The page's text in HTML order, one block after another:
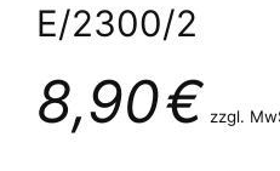
E/2300/2
8,90€ zzgl.